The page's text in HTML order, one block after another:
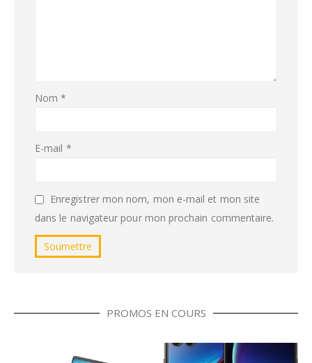
Nom*
E-mail *
Enregistrer mon nom, mon e-mail et mon site
dans le navigateur pour mon prochain commentaire.
PROMOS EN COURS